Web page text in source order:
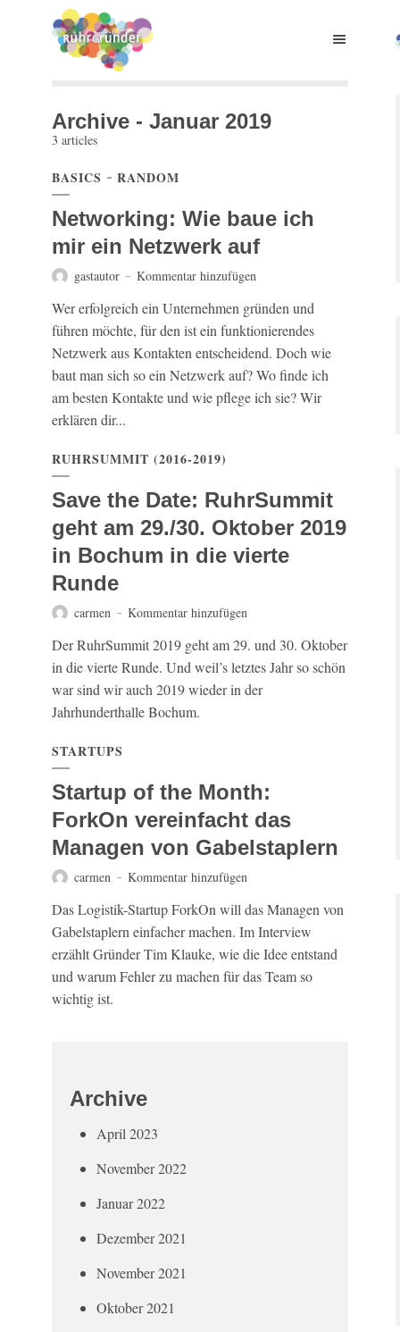
Archive - Januar 2019
3 articles
BASICS RANDOM
Networking: Wie baue ich
mir ein Netzwerk auf
gastautor Kommentar hinzufügen
Wer erfolgreich ein Unternehmen gründen und
führen möchte, für den ist ein funktionierendes
Netzwerk aus Kontakten entscheidend. Doch wie
baut man sich so ein Netzwerk auf? Wo finde ich
am besten Kontakte und wie pflege ich sie? Wir
erklären dir...
RUHRSUMMIT (2016-2019)
Save the Date: RuhrSummit
geht am 29./30. Oktober 2019
in Bochum in die vierte
Runde
carmen Kommentar hinzufügen
Der RuhrSummit 2019 geht am 29. und 30. Oktober
in die vierte Runde. Und weil’s letztes Jahr so schön
war sind wir auch 2019 wieder in der
Jahrhunderthalle Bochum.
STARTUPS
Startup of the Month:
ForkOn vereinfacht das
Managen von Gabelstaplern
carmen Kommentar hinzufügen
Das Logistik-Startup ForkOn will das Managen von
Gabelstaplern einfacher machen. Im Interview
erzählt Gründer Tim Klauke, wie die Idee entstand
und warum Fehler zu machen für das Team so
wichtig ist.
Archive
April 2023
November 2022
Januar 2022
Dezember 2021
November 2021
Oktober 2021